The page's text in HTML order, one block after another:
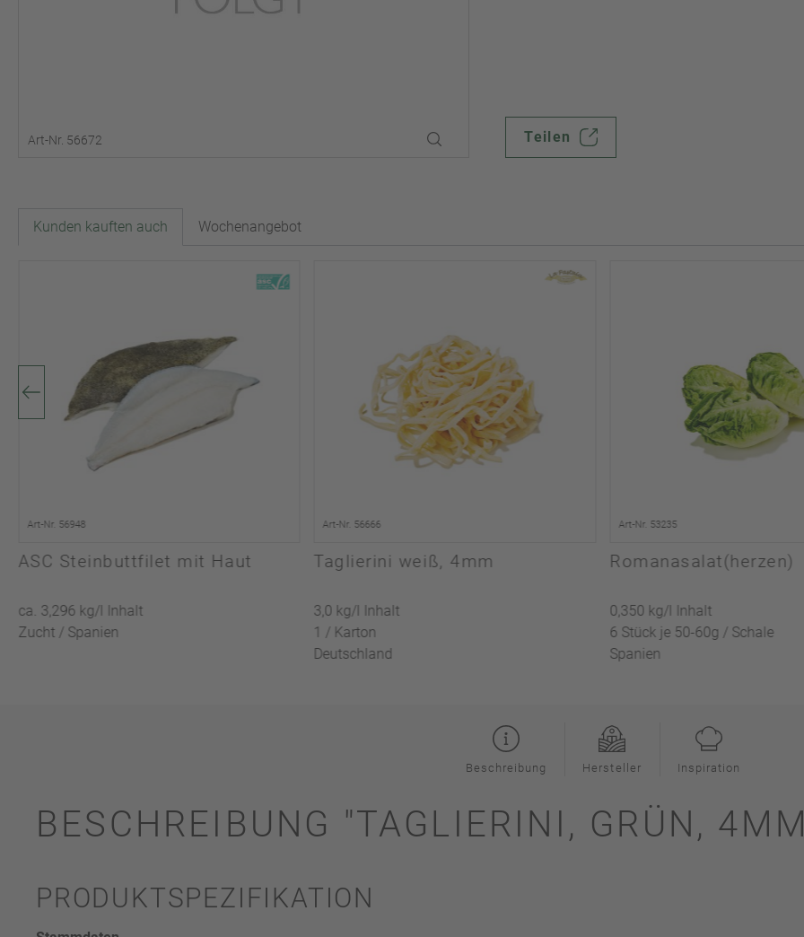
Art-Nr. 56672 Teilen
Kunden kauften auch Wochenangebot
Art-Nr. 56948
ASC Steinbuttfilet mit Haut
ca. 3,296 kg/l Inhalt
Zucht / Spanien
Art-Nr. 56666
Taglierini weiß, 4mm
3,0 kg/l Inhalt
1 / Karton
Deutschland
Art-Nr. 53235
Romanasalat(herzen)
0,350 kg/l Inhalt
6 Stück je 50-60g / Schale
Spanien
Beschreibung Hersteller Inspiration
BESCHREIBUNG "TAGLIERINI, GRÜN,
PRODUKTSPEZIFIKATION